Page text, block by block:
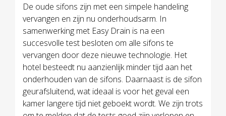
De oude sifons zijn met een simpele handeling
vervangen en zijn nu onderhoudsarm. In
samenwerking met Easy Drain is na een
succesvolle test besloten om alle sifons te
vervangen door deze nieuwe technologie. Het
hotel besteedt nu aanzienlijk minder tijd aan het
onderhouden van de sifons. Daarnaast is de sifon
geurafsluitend, wat ideaal is voor het geval een
kamer langere tijd niet geboekt wordt. We zijn trots